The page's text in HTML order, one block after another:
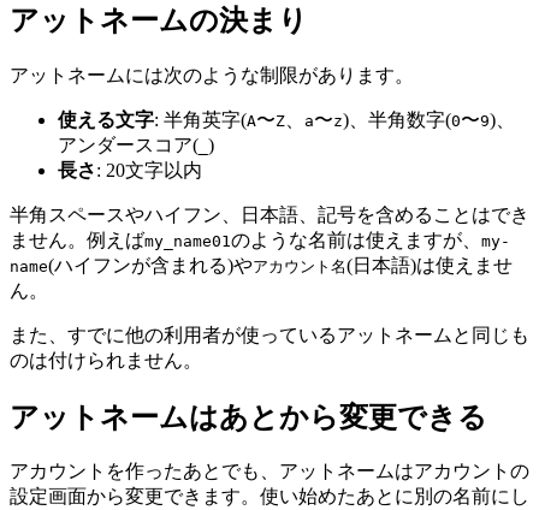
アットネームの決まり
アットネームには次のような制限があります。
使える文字: 半角英字(A〜Z a〜z)、半角数字(0〜9)、
アンダースコア( )
長さ: 20文字以内
半角スペースやハイフン、日本語、記号を含めることはでき
ません。例えばmy_name01 のような名前は使えますが、 my-
name(ハイフンが含まれる)やアカウント名(日本語)は使えませ
ん。
また、すでに他の利用者が使っているアットネームと同じも
のは付けられません。
アットネームはあとから変更できる
アカウントを作ったあとでも、アットネームはアカウントの
設定画面から変更できます。使い始めたあとに別の名前にし